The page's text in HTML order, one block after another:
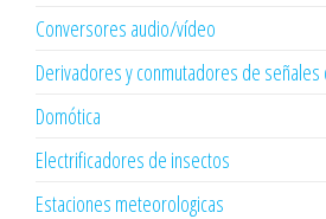
Conversores audio/vídeo
Derivadores y conmutadores de señales
Domótica
Electrificadores de insectos
Estaciones meteorologicas